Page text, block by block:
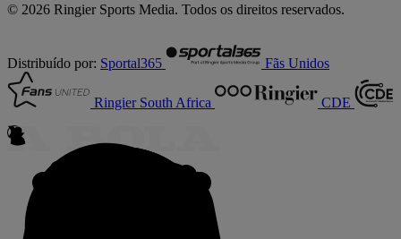
© 2026 Ringier Sports Media. Todos os direitos reservados.
Distribuído por: Sportal365 Fãs Unidos
Ringier South Africa CDE